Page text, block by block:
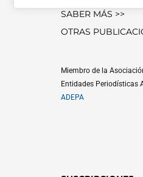
SABER MÁS >>
OTRAS
Miembro de la
Entidades Periodísticas
ADEPA